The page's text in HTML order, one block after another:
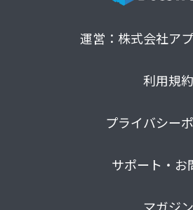
運営：株式会社ア
利用規約
プライバシー
サポート・お